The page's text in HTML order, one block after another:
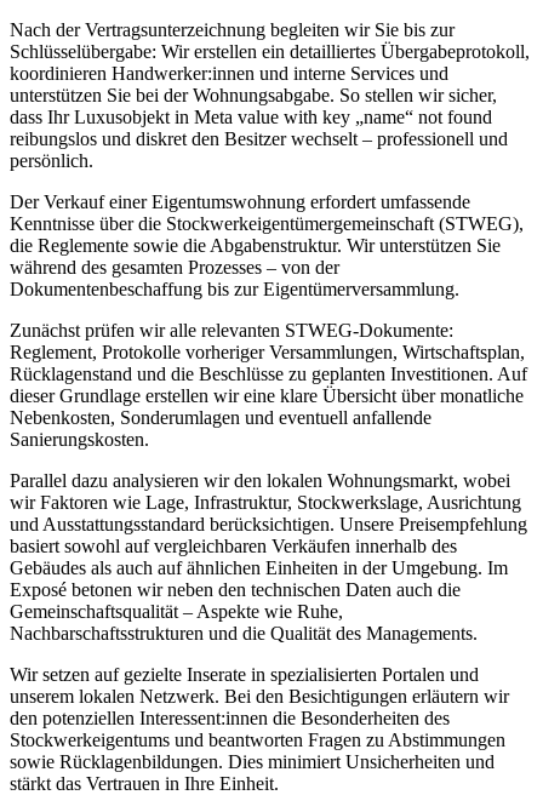
Nach der Vertragsunterzeichnung begleiten wir Sie bis zur
Schlüsselübergabe: Wir erstellen ein detailliertes Übergabeprotokoll,
koordinieren Handwerker:innen und interne Services und
unterstützen Sie bei der Wohnungsabgabe. So stellen wir sicher,
dass Ihr Luxusobjekt in Meta value with key „name“ not found
reibungslos und diskret den Besitzer wechselt – professionell und
persönlich.
Der Verkauf einer Eigentumswohnung erfordert umfassende
Kenntnisse über die Stockwerkeigentümergemeinschaft (STWEG),
die Reglemente sowie die Abgabenstruktur. Wir unterstützen Sie
während des gesamten Prozesses – von der
Dokumentenbeschaffung bis zur Eigentümerversammlung.
Zunächst prüfen wir alle relevanten STWEG-Dokumente:
Reglement, Protokolle vorheriger Versammlungen, Wirtschaftsplan,
Rücklagenstand und die Beschlüsse zu geplanten Investitionen. Auf
dieser Grundlage erstellen wir eine klare Übersicht über monatliche
Nebenkosten, Sonderumlagen und eventuell anfallende
Sanierungskosten.
Parallel dazu analysieren wir den lokalen Wohnungsmarkt, wobei
wir Faktoren wie Lage, Infrastruktur, Stockwerkslage, Ausrichtung
und Ausstattungsstandard berücksichtigen. Unsere Preisempfehlung
basiert sowohl auf vergleichbaren Verkäufen innerhalb des
Gebäudes als auch auf ähnlichen Einheiten in der Umgebung. Im
Exposé betonen wir neben den technischen Daten auch die
Gemeinschaftsqualität – Aspekte wie Ruhe,
Nachbarschaftsstrukturen und die Qualität des Managements.
Wir setzen auf gezielte Inserate in spezialisierten Portalen und
unserem lokalen Netzwerk. Bei den Besichtigungen erläutern wir
den potenziellen Interessent:innen die Besonderheiten des
Stockwerkeigentums und beantworten Fragen zu Abstimmungen
sowie Rücklagenbildungen. Dies minimiert Unsicherheiten und
stärkt das Vertrauen in Ihre Einheit.